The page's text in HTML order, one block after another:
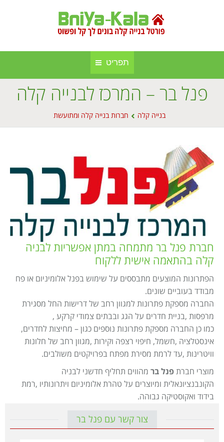
תפריט
בניה קלה
בנייה באלומיניום
סוככים
בנייה בעץ
גינה וחוץ
מאמרים
צור קשר
חברות בנייה קלה ומתועשת
אינדקס אתרים
פרסום באתר
מפת אתר
תקנון אתר
Israel construction
הוסף עסק
מדיניות הפרטיות
footer
פנל בר – המרכז לבנייה קלה
You are here:בנייה קלה חברות בנייה קלה ומתועשת
חברת פנל בר מתמחה במתן אפשריות לבניה
קלה בהתאמה אישית ללקוח
הפתרונות המוצעים מתבססים על שימוש בפנל אלומיניום או פח
מבודד בעוביים שונים.
החברה מספקת פתרונות למגוון רחב של דרישות החל מסגירת
מרפסות ,בניית חדרים על הגג ובבתים צמודי קרקע ,
כמו כן החברה מספקת פתרונות נוספים כגון – מחיצות לחדרים,
אינסטלציה ,חשמל, חיפוי רצפה וקירות ,מגוון רחב של חלונות
וויטרינות ,עד לרמת מסירת מפתח בפרויקטים משולבים.
מוצרי חברת פנל בר מהווים תחליף חדשני לבניה
הקונבנציונאלית ומיוצרים על טהרת אלומיניום ויתרונותיו ,רמת
בידוד ואקוסטיקה גבוהה.
צור קשר עם פנל בר